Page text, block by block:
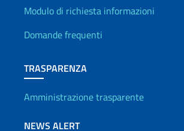
Info utili
Modulo di richiesta informazioni
Domande frequenti
TRASPARENZA
Amministrazione trasparente
NEWS ALERT